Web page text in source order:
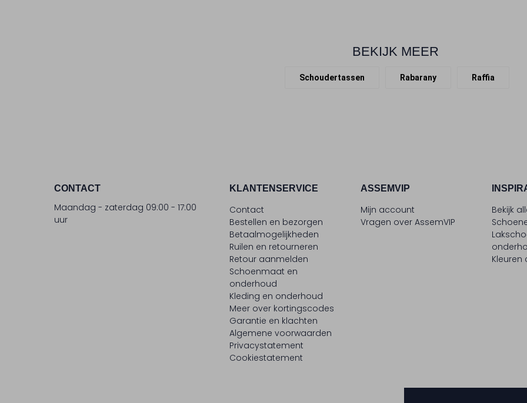
BEKIJK MEER
Schoudertassen Rabarany Raffia
CONTACT
Maandag - zaterdag 09:00 - 17:00
uur
KLANTENSERVICE
Contact
Bestellen en bezorgen
Betaalmogelijkheden
Ruilen en retourneren
Retour aanmelden
Schoenmaat en
onderhoud
Kleding en onderhoud
Meer over kortingscodes
Garantie en klachten
Algemene voorwaarden
Privacystatement
Cookiestatement
ASSEMVIP
Mijn account
Vragen over AssemVIP
Bekijk